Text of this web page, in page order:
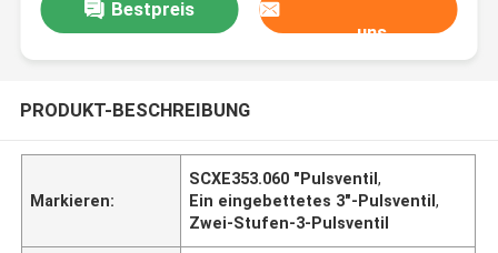
Bestpreis
uns
PRODUKT-BESCHREIBUNG
Markieren:
SCXE353.060 "Pulsventil,
Ein eingebettetes 3"-Pulsventil,
Zwei-Stufen-3-Pulsventil